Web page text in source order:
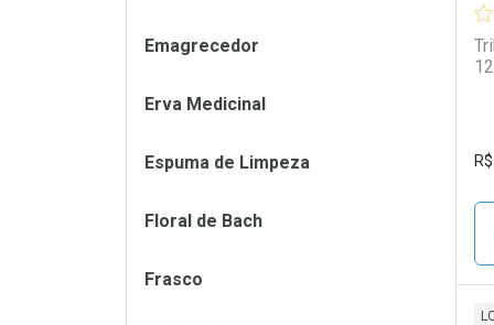
R$
Emagrecedor
Erva Medicinal
Espuma de Limpeza
Floral de Bach
Frasco